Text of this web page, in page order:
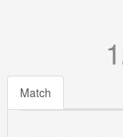
Match